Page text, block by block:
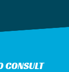
CONSULT